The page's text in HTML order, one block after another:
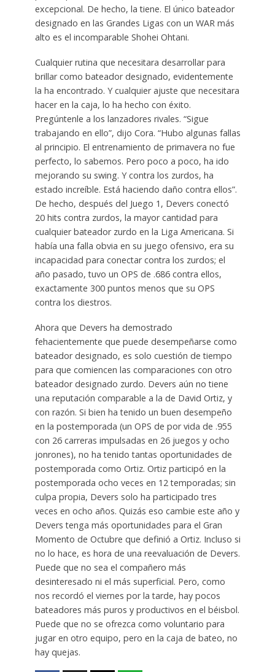
excepcional. De hecho, la tiene. El único bateador
designado en las Grandes Ligas con un WAR más
alto es el incomparable Shohei Ohtani.
Cualquier rutina que necesitara desarrollar para
brillar como bateador designado, evidentemente
la ha encontrado. Y cualquier ajuste que necesitara
hacer en la caja, lo ha hecho con éxito.
Pregúntenle a los lanzadores rivales. “Sigue
trabajando en ello”, dijo Cora. “Hubo algunas fallas
al principio. El entrenamiento de primavera no fue
perfecto, lo sabemos. Pero poco a poco, ha ido
mejorando su swing. Y contra los zurdos, ha
estado increíble. Está haciendo daño contra ellos”.
De hecho, después del Juego 1, Devers conectó
20 hits contra zurdos, la mayor cantidad para
cualquier bateador zurdo en la Liga Americana. Si
había una falla obvia en su juego ofensivo, era su
incapacidad para conectar contra los zurdos; el
año pasado, tuvo un OPS de .686 contra ellos,
exactamente 300 puntos menos que su OPS
contra los diestros.
Ahora que Devers ha demostrado
fehacientemente que puede desempeñarse como
bateador designado, es solo cuestión de tiempo
para que comiencen las comparaciones con otro
bateador designado zurdo. Devers aún no tiene
una reputación comparable a la de David Ortiz, y
con razón. Si bien ha tenido un buen desempeño
en la postemporada (un OPS de por vida de .955
con 26 carreras impulsadas en 26 juegos y ocho
jonrones), no ha tenido tantas oportunidades de
postemporada como Ortiz. Ortiz participó en la
postemporada ocho veces en 12 temporadas; sin
culpa propia, Devers solo ha participado tres
veces en ocho años. Quizás eso cambie este año y
Devers tenga más oportunidades para el Gran
Momento de Octubre que definió a Ortiz. Incluso si
no lo hace, es hora de una reevaluación de Devers.
Puede que no sea el compañero más
desinteresado ni el más superficial. Pero, como
nos recordó el viernes por la tarde, hay pocos
bateadores más puros y productivos en el béisbol.
Puede que no se ofrezca como voluntario para
jugar en otro equipo, pero en la caja de bateo, no
hay quejas.